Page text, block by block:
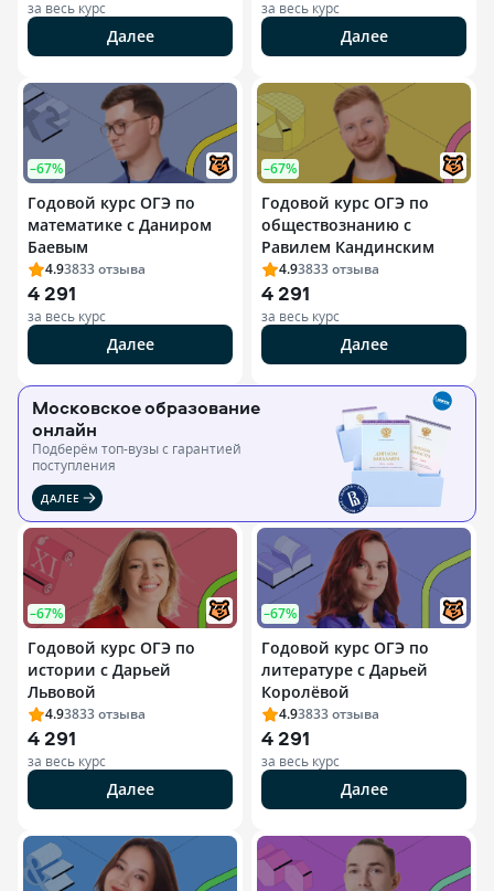
за весь курс
Далее
за весь курс
Далее
–67%
Годовой курс ОГЭ по
математике с Даниром
Баевым
4.93833отзыва
4 291
за весь курс
Далее
–67%
Годовой курс ОГЭ по
обществознанию с
Равилем Кандинским
4.93833отзыва
4 291
за весь курс
Далее
Московское образование
онлайн
Подберём топ-вузы c гарантией
поступления
ДАЛЕЕ
–67%
Годовой курс ОГЭ по
истории с Дарьей
Львовой
4.93833отзыва
4 291
за весь курс
Далее
–67%
Годовой курс ОГЭ по
литературе с Дарьей
Королёвой
4.93833отзыва
4 291
за весь курс
Далее